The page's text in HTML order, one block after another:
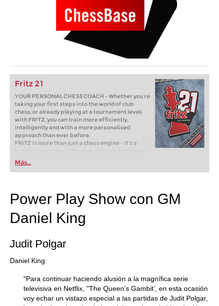
Fritz 21
YOUR PERSONAL CHESS COACH - Whether you’re
taking your first steps into the world of club
chess, or already playing at a tournament level:
with FRITZ, you can train more efficiently,
intelligently and with a more personalised
approach than ever before.
FRITZ is more than just a chess engine – it’s a
training revolution! Whether you’re taking your
first steps into the world of club chess, or already
playing at a tournament level: with FRITZ, you can
train more efficiently, intelligently and with a
Más...
Power Play Show con GM
Daniel King
Judit Polgar
Daniel King:
"Para continuar haciendo alusión a la magnífica serie
televisiva en Netflix, "The Queen’s Gambit’, en esta ocasión
voy echar un vistazo especial a las partidas de Judit Polgar,